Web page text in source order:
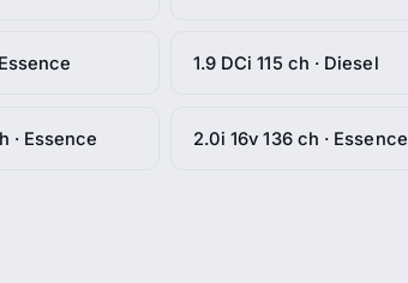
1.9 DCi 115 ch · Diesel
· Essence 2.0i 16v 136 ch · Essence